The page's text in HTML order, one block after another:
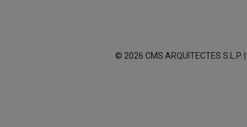
© 2026 CMS ARQUITECTES S.L.P. |